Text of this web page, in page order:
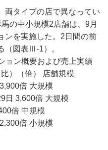
両タイプの店で異なってい
の中小規模2店舗は、9月
ンを実施した。2日間の前
（図表Ⅲ-1）。
ン概要および売上実績
）（倍） 店舗規模
倍 大規模
日 3,600倍 大規模
倍 中規模
倍 小規模